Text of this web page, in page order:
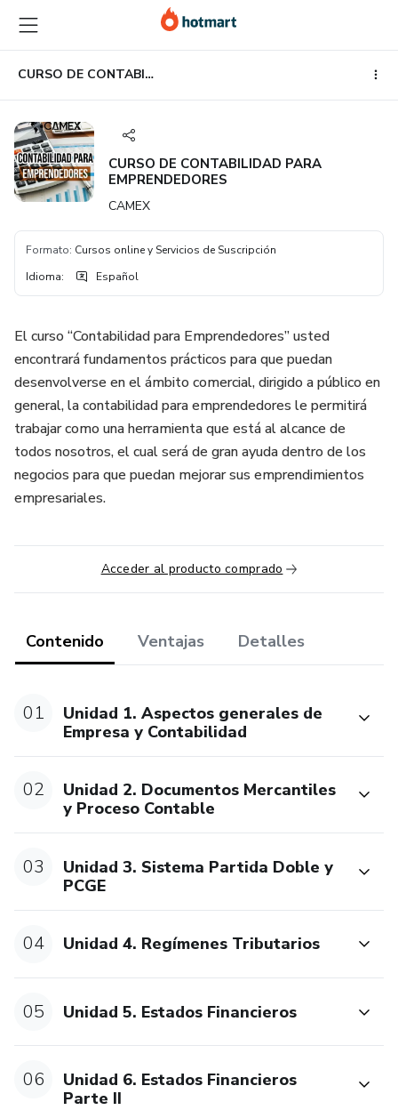
contenido
principal
la
página
de
pie
página
CURSO DE CONTABILIDAD PARA EMPRENDEDORES
CURSO DE CONTABILIDAD PARA
EMPRENDEDORES
CAMEX
Formato: Cursos online y Servicios de Suscripción
Idioma: Español
El curso “Contabilidad para Emprendedores” usted
encontrará fundamentos prácticos para que puedan
desenvolverse en el ámbito comercial, dirigido a público en
general, la contabilidad para emprendedores le permitirá
trabajar como una herramienta que está al alcance de
todos nosotros, el cual será de gran ayuda dentro de los
negocios para que puedan mejorar sus emprendimientos
empresariales.
Acceder al producto comprado
Contenido Ventajas Detalles
01
Unidad 1. Aspectos generales de
Empresa y Contabilidad
02
Unidad 2. Documentos Mercantiles
y Proceso Contable
03
Unidad 3. Sistema Partida Doble y
PCGE
04 Unidad 4. Regímenes Tributarios
05 Unidad 5. Estados Financieros
06
Unidad 6. Estados Financieros
Parte II